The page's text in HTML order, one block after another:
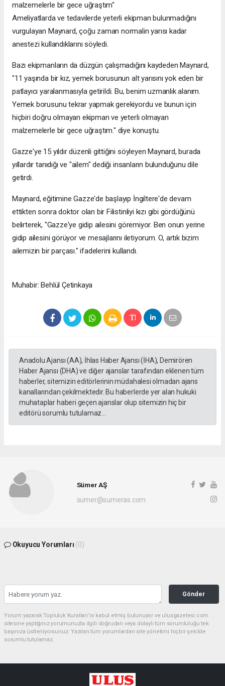
malzemelerle bir gece uğraştım"
Ameliyatlarda ve tedavilerde yeterli ekipman bulunmadığını
vurgulayan Maynard, çoğu zaman normalin yarısı kadar
anestezi kullandıklarını söyledi.
Bazı ekipmanların da düzgün çalışmadığını kaydeden Maynard,
"11 yaşında bir kız, yemek borusunun alt yarısını yok eden bir
patlayıcı yaralanmasıyla getirildi. Bu, benim uzmanlık alanım.
Yemek borusunu tekrar yapmak gerekiyordu ve bunun için
hiçbiri doğru olmayan ekipman ve yeterli olmayan
malzemelerle bir gece uğraştım." diye konuştu.
Gazze'ye 15 yıldır düzenli gittiğini söyleyen Maynard, burada
yıllardır tanıdığı ve "ailem" dediği insanların bulunduğunu dile
getirdi.
Maynard, eğitimine Gazze'de başlayıp İngiltere'de devam
ettikten sonra doktor olan bir Filistinliyi kızı gibi gördüğünü
belirterek, "Gazze'ye gidip ailesini göremiyor. Ben onun yerine
gidip ailesini görüyor ve mesajlarını iletiyorum. O, artık bizim
ailemizin bir parçası." ifadelerini kullandı.
Muhabir: Behlül Çetinkaya
Anadolu Ajansı (AA), İhlas Haber Ajansı (İHA), Demirören
Haber Ajansı (DHA) ve diğer ajanslar tarafından eklenen tüm
haberler, sitemizin editörlerinin müdahalesi olmadan ajans
kanallarından çekilmektedir. Bu haberlerde yer alan hukuki
muhataplar haberi geçen ajanslar olup sitemizin hiç bir
editörü sorumlu tutulamaz...
Sümer AŞ
sumer@sumeras.com
Okuyucu Yorumları (0)
Gönder
Yorum yazarak Topluluk Kuralları’nı kabul etmiş bulunuyor ve ulusgazetesi.com
sitesine yaptığınız yorumunuzla ilgili doğrudan veya dolaylı tüm sorumluluğu tek
başınıza üstleniyorsunuz. Yazılan tüm yorumlardan site yönetimi hiçbir şekilde
sorumlu tutulamaz.